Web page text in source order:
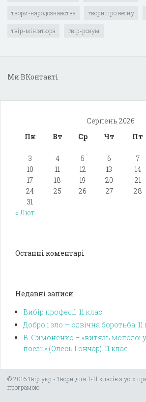
твори-народознавства твори про весну
твір-мініатюра твір-розум
Ми ВКонтакті
Серпень 2026
Пн
Вт Ср Чт Пт
3
4 5 6 7
10
11 12 13 14
17
18 19 20 21
24
25 26 27 28
31
« Лют
Останні коментарі
Недавні записи
Вибір професії. 11 клас
Добро і зло — одвічна боротьба. 11
В. Симоненко – «витязь молодої
поезії» (Олесь Гончар). 11 клас
© 2016 Твір.укр - Твори для 1-11 класів з усіх
програмою